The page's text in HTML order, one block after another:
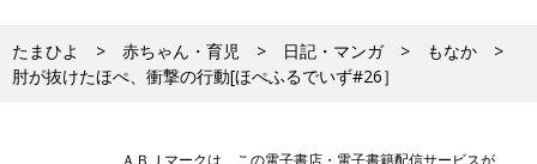
たまひよ 赤ちゃん・育児 日記・マンガ
もなか
肘が抜けたほぺ、衝撃の行動[ほぺふるでいず#26］